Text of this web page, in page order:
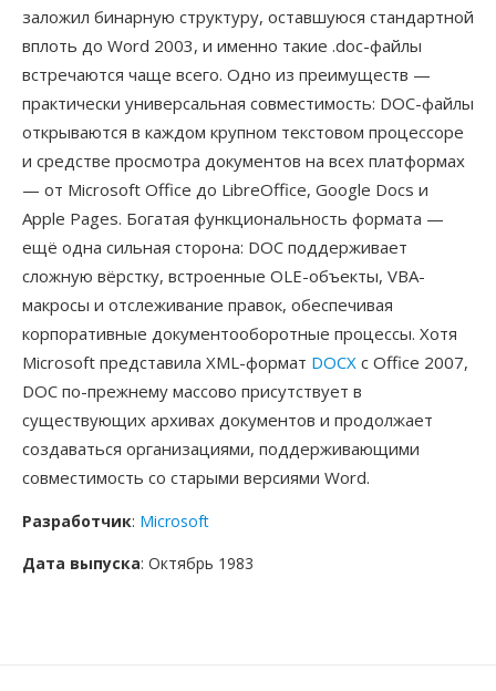
заложил бинарную структуру, оставшуюся стандартной
вплоть до Word 2003, и именно такие .doc-файлы
встречаются чаще всего. Одно из преимуществ —
практически универсальная совместимость: DOC-файлы
открываются в каждом крупном текстовом процессоре
и средстве просмотра документов на всех платформах
— от Microsoft Office до LibreOffice, Google Docs и
Apple Pages. Богатая функциональность формата —
ещё одна сильная сторона: DOC поддерживает
сложную вёрстку, встроенные OLE-объекты, VBA-
макросы и отслеживание правок, обеспечивая
корпоративные документооборотные процессы. Хотя
Microsoft представила XML-формат DOCX с Office 2007,
DOC по-прежнему массово присутствует в
существующих архивах документов и продолжает
создаваться организациями, поддерживающими
совместимость со старыми версиями Word.
Разработчик: Microsoft
Дата выпуска: Октябрь 1983